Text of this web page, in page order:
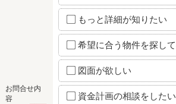
お問合せ内
容
もっと詳細が知りたい
希望に合う物件を探し
図面が欲しい
資金計画の相談をしたい